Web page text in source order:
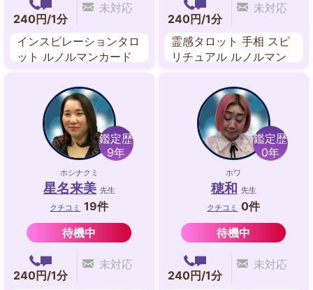
240円/1分
未対応
インスピレーションタロ
ット ルノルマンカード
240円/1分
未対応
霊感タロット 手相 スピ
リチュアル ルノルマン
柱推命 奇門遁甲開運術
鑑定歴
9年
ホシナクミ
星名来美 先生
クチコミ
19件
待機中
240円/1分
未対応
鑑定歴
0年
ホワ
穂和 先生
クチコミ
0件
待機中
240円/1分
未対応